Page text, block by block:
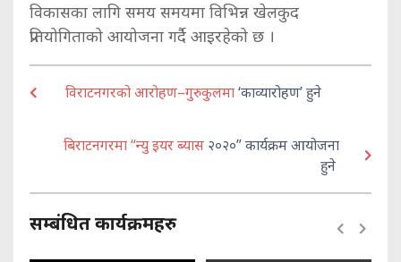
विकासका लागि समय समयमा विभिन्न खेलकुद
प्रतियोगिताको आयोजना गर्दै आइरहेको छ ।
विराटनगरको आरोहण–गुरुकुलमा‘काव्यारोहण’ हुने
बिराटनगरमा “न्यु इयर ब्यास २०२०” कार्यक्रम आयोजना
हुने
सम्बंधित कार्यक्रमहरु